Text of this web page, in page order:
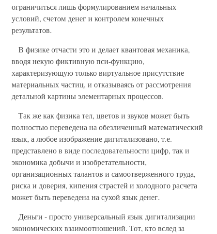
ограничиться лишь формулированием начальных
условий, счетом денег и контролем конечных
результатов.
В физике отчасти это и делает квантовая механика,
вводя некую фиктивную пси-функцию,
характеризующую только виртуальное присутствие
материальных частиц, и отказываясь от рассмотрения
детальной картины элементарных процессов.
Так же как физика тел, цветов и звуков может быть
полностью переведена на обезличенный математический
язык, а любое изображение дигитализовано, т.е.
представлено в виде последовательности цифр, так и
экономика добычи и изобретательности,
организационных талантов и самоотверженного труда,
риска и доверия, кипения страстей и холодного расчета
может быть переведена на сухой язык денег.
Деньги - просто универсальный язык дигитализации
экономических взаимоотношений. Тот, кто вслед за